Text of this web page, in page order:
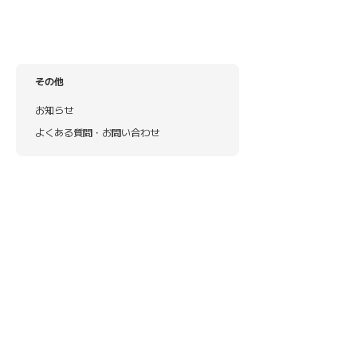
その他
お知らせ
よくある質問・お問い合わせ